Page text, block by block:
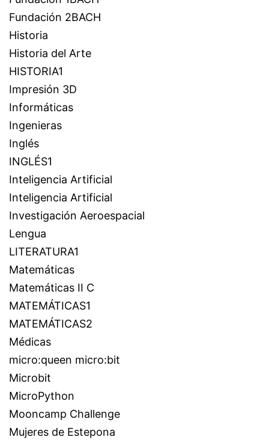
Fundación 2BACH
Historia
Historia del Arte
HISTORIA1
Impresión 3D
Informáticas
Ingenieras
Inglés
INGLÉS1
Inteligencia Artificial
Inteligencia Artificial
Investigación Aeroespacial
Lengua
LITERATURA1
Matemáticas
Matemáticas II C
MATEMÁTICAS1
MATEMÁTICAS2
Médicas
micro:queen micro:bit
Microbit
MicroPython
Mooncamp Challenge
Mujeres de Estepona